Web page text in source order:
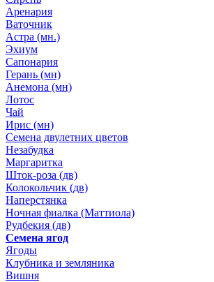
Аренария
Ваточник
Астра (мн.)
Эхиум
Сапонария
Герань (мн)
Анемона (мн)
Лотос
Чай
Ирис (мн)
Семена двулетних цветов
Незабудка
Маргаритка
Шток-роза (дв)
Колокольчик (дв)
Наперстянка
Ночная фиалка (Маттиола)
Рудбекия (дв)
Семена ягод
Ягоды
Клубника и земляника
Вишня